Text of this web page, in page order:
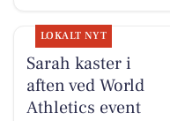
LOKALT NYT
Sarah kaster i
aften ved World
Athletics event